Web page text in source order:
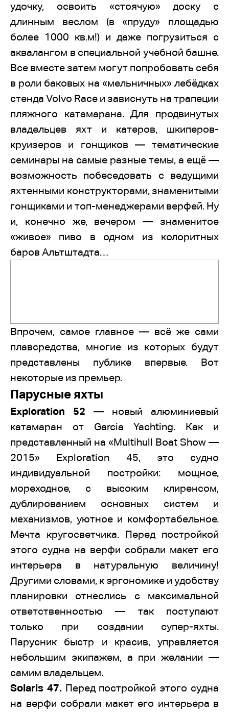
удочку, освоить «стоячую» доску с
длинным веслом (в «пруду» площадью
более 1000 кв.м!) и даже погрузиться с
аквалангом в специальной учебной башне.
Все вместе затем могут попробовать себя
в роли баковых на «мельничных» лебёдках
стенда Volvo Race и зависнуть на трапеции
пляжного катамарана. Для продвинутых
владельцев яхт и катеров, шкиперов-
круизеров и гонщиков — тематические
семинары на самые разные темы, а ещё —
возможность побеседовать с ведущими
яхтенными конструкторами, знаменитыми
гонщиками и топ-менеджерами верфей. Ну
и, конечно же, вечером — знаменитое
«живое» пиво в одном из колоритных
баров Альтштадта…
Впрочем, самое главное — всё же сами
плавсредства, многие из которых будут
представлены публике впервые. Вот
некоторые из премьер.
Парусные яхты
Exploration 52 — новый алюминиевый
катамаран от Garcia Yachting. Как и
представленный на «Multihull Boat Show —
2015» Exploration 45, это судно
индивидуальной постройки: мощное,
мореходное, с высоким клиренсом,
дублированием основных систем и
механизмов, уютное и комфортабельное.
Мечта кругосветчика. Перед постройкой
этого судна на верфи собрали макет его
интерьера в натуральную величину!
Другими словами, к эргономике и удобству
планировки отнеслись с максимальной
ответственностью — так поступают
только при создании супер-яхты.
Парусник быстр и красив, управляется
небольшим экипажем, а при желании —
самим владельцем.
Solaris 47. Перед постройкой этого судна
на верфи собрали макет его интерьера в